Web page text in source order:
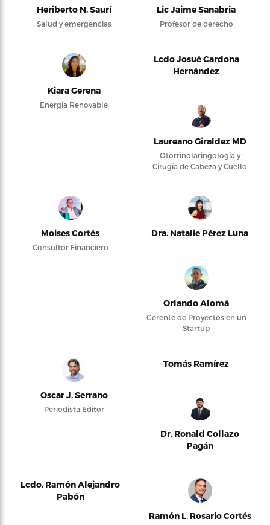
Heriberto N. Saurí
Salud y emergencias
Lic Jaime Sanabria
Profesor de derecho
Kiara Gerena
Energía Renovable
Lcdo Josué Cardona
Hernández
Laureano Giraldez MD
Otorrinolaringología y
Cirugía de Cabeza y Cuello
Moises Cortés
Consultor Financiero
Dra. Natalie Pérez Luna
Orlando Alomá
Gerente de Proyectos en un
Startup
Oscar J. Serrano
Periodista Editor
Tomás Ramírez
Dr. Ronald Collazo
Pagán
Lcdo. Ramón Alejandro
Pabón
Ramón L. Rosario Cortés